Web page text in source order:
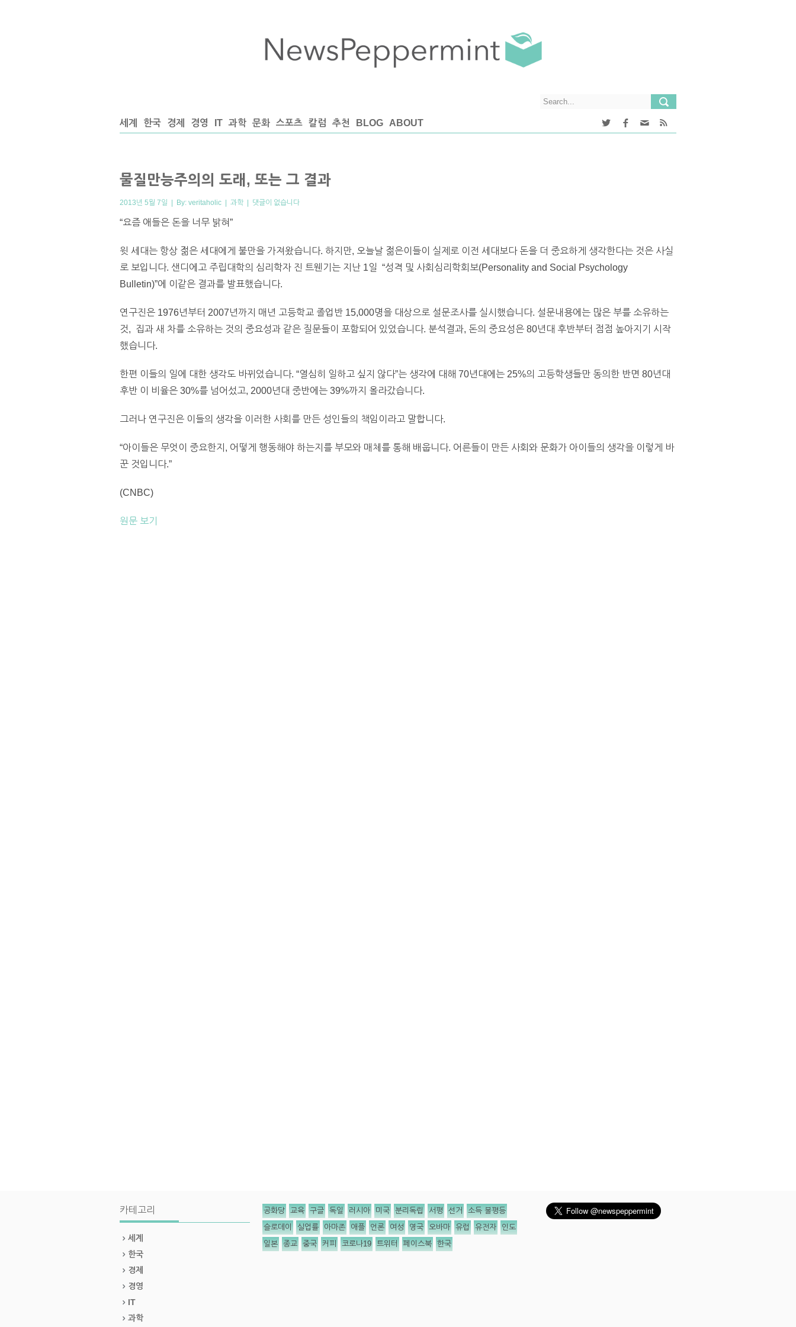
세계 한국 경제 경영 IT 과학 문화 스포츠 칼럼 추천 BLOG ABOUT
물질만능주의의 도래, 또는 그 결과
2013년 5월 7일 | By: veritaholic | 과학 | 댓글이 없습니다
“요즘 애들은 돈을 너무 밝혀”
윗 세대는 항상 젊은 세대에게 불만을 가져왔습니다. 하지만, 오늘날 젊은이들이 실제로 이전 세대보다 돈을 더 중요하게 생각한다는 것은 사실
로 보입니다. 샌디에고 주립대학의 심리학자 진 트웬기는 지난 1일 “성격 및 사회심리학회보(Personality and Social Psychology
Bulletin)”에 이같은 결과를 발표했습니다.
연구진은 1976년부터 2007년까지 매년 고등학교 졸업반 15,000명을 대상으로 설문조사를 실시했습니다. 설문내용에는 많은 부를 소유하는
것, 집과 새 차를 소유하는 것의 중요성과 같은 질문들이 포함되어 있었습니다. 분석결과, 돈의 중요성은 80년대 후반부터 점점 높아지기 시작
했습니다.
한편 이들의 일에 대한 생각도 바뀌었습니다. “열심히 일하고 싶지 않다”는 생각에 대해 70년대에는 25%의 고등학생들만 동의한 반면 80년대
후반 이 비율은 30%를 넘어섰고, 2000년대 중반에는 39%까지 올라갔습니다.
그러나 연구진은 이들의 생각을 이러한 사회를 만든 성인들의 책임이라고 말합니다.
“아이들은 무엇이 중요한지, 어떻게 행동해야 하는지를 부모와 매체를 통해 배웁니다. 어른들이 만든 사회와 문화가 아이들의 생각을 이렇게 바
꾼 것입니다.”
(CNBC)
원문 보기
카테고리
세계
한국
경제
경영
IT
과학
공화당 교육 구글 독일 러시아 미국 분리독립 서평 선거 소득 불평등
슬로데이 실업률 아마존 애플 언론 여성 영국 오바마 유럽 유전자 인도
일본 종교 중국 커피 코로나19 트위터 페이스북 한국